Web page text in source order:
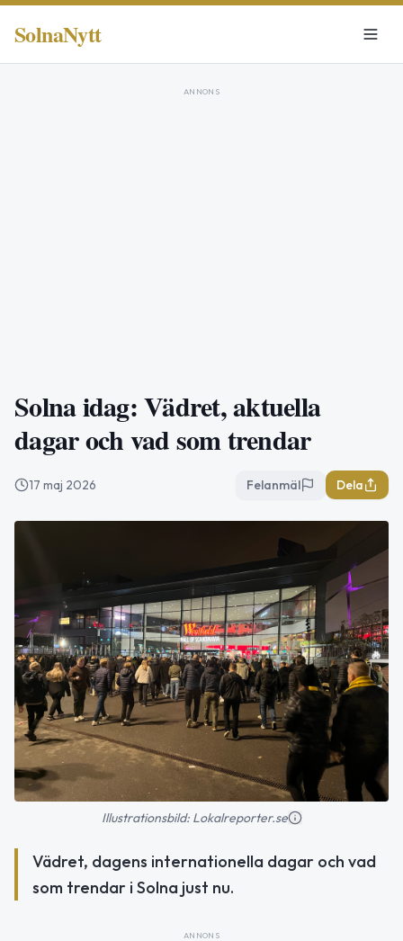
SolnaNytt
ANNONS
Solna idag: Vädret, aktuella
dagar och vad som trendar
17 maj 2026 Felanmäl Dela
Illustrationsbild: Lokalreporter.se
Vädret, dagens internationella dagar och vad
som trendar i Solna just nu.
ANNONS